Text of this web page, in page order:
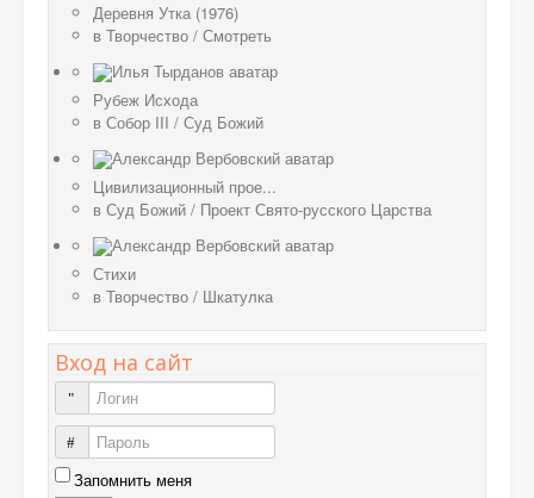
Деревня Утка (1976)
в Творчество / Смотреть
Рубеж Исхода
в Собор III / Суд Божий
Цивилизационный прое...
в Суд Божий / Проект Свято-русского Царства
Стихи
в Творчество / Шкатулка
Вход на сайт
Логин
Пароль
Запомнить меня